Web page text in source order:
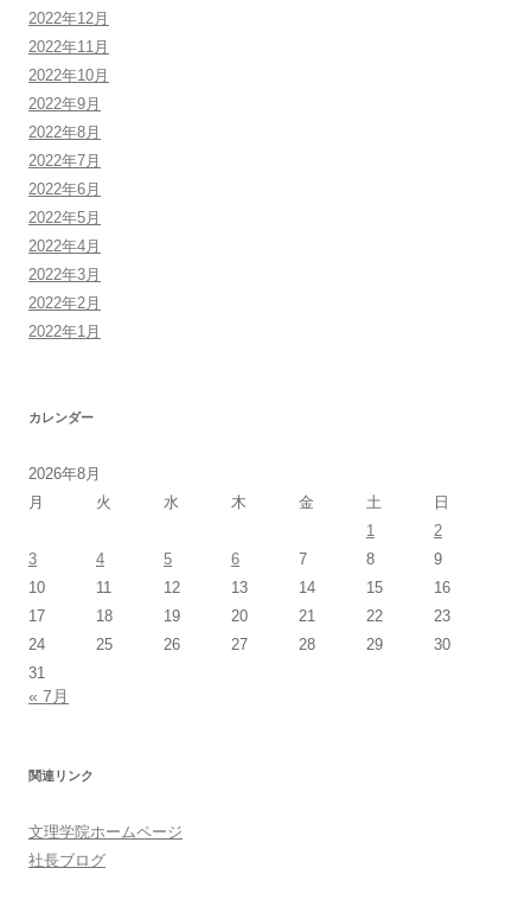
2022年12月
2022年11月
2022年10月
2022年9月
2022年8月
2022年7月
2022年6月
2022年5月
2022年4月
2022年3月
2022年2月
2022年1月
カレンダー
2026年8月
月
火 水 木 金 土
日
1
2
3
4 5 6 7 8
9
10
11 12 13 14 15
16
17
18 19 20 21 22
23
24
25 26 27 28 29
30
31
« 7月
関連リンク
文理学院ホームページ
社長ブログ